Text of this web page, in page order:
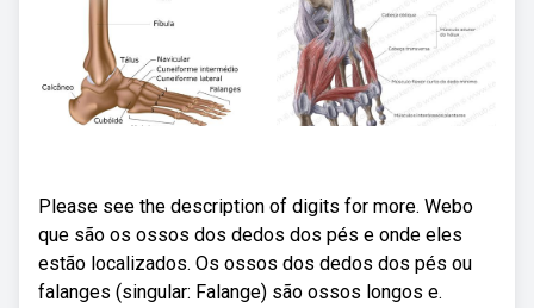
Please see the description of digits for more. Webo
que são os ossos dos dedos dos pés e onde eles
estão localizados. Os ossos dos dedos dos pés ou
falanges (singular: Falange) são ossos longos e.